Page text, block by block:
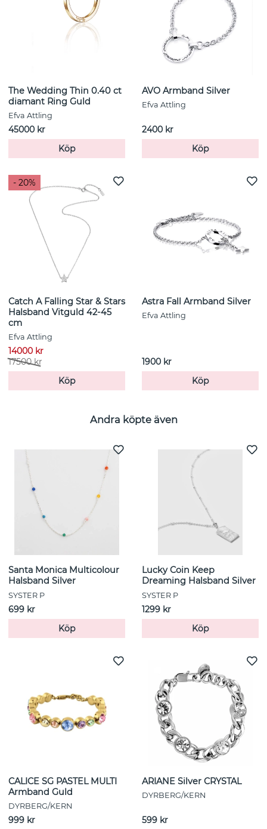
The Wedding Thin 0.40 ct
diamant Ring Guld
Efva Attling
45000 kr
Köp
AVO Armband Silver
Efva Attling
2400 kr
Köp
- 20%
Catch A Falling Star & Stars
Halsband Vitguld 42-45
cm
Efva Attling
14000 kr
17500 kr
Köp
Astra Fall Armband Silver
Efva Attling
1900 kr
Köp
Andra köpte även
Santa Monica Multicolour
Halsband Silver
SYSTER P
699 kr
Köp
Lucky Coin Keep
Dreaming Halsband Silver
SYSTER P
1299 kr
Köp
CALICE SG PASTEL MULTI
Armband Guld
DYRBERG/KERN
999 kr
ARIANE Silver CRYSTAL
DYRBERG/KERN
599 kr